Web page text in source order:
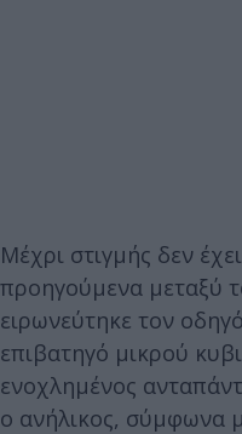
Μέχρι στιγμής δεν
προηγούμενα μεταξύ
ειρωνεύτηκε τον
επιβατηγό μικρού
ενοχλημένος
ο ανήλικος, σύμφωνα